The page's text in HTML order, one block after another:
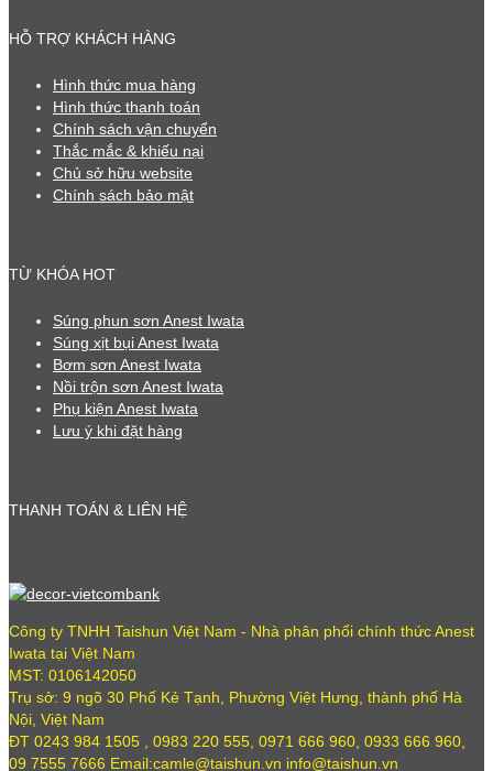
HỖ TRỢ KHÁCH HÀNG
Hình thức mua hàng
Hình thức thanh toán
Chính sách vận chuyển
Thắc mắc & khiếu nại
Chủ sở hữu website
Chính sách bảo mật
TỪ KHÓA HOT
Súng phun sơn Anest Iwata
Súng xịt bụi Anest Iwata
Bơm sơn Anest Iwata
Nồi trộn sơn Anest Iwata
Phụ kiện Anest Iwata
Lưu ý khi đặt hàng
THANH TOÁN & LIÊN HỆ
Công ty TNHH Taishun Việt Nam - Nhà phân phối chính thức Anest
Iwata tại Việt Nam
MST: 0106142050
Trụ sở: 9 ngõ 30 Phố Kẻ Tạnh, Phường Việt Hưng, thành phố Hà
Nội, Việt Nam
ĐT 0243 984 1505 , 0983 220 555, 0971 666 960, 0933 666 960,
09 7555 7666 Email:camle@taishun.vn info@taishun.vn